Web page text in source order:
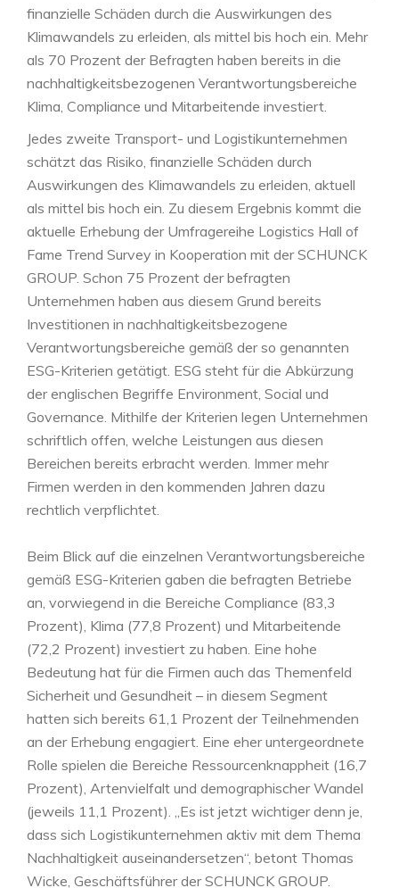
finanzielle Schäden durch die Auswirkungen des
Klimawandels zu erleiden, als mittel bis hoch ein. Mehr
als 70 Prozent der Befragten haben bereits in die
nachhaltigkeitsbezogenen Verantwortungsbereiche
Klima, Compliance und Mitarbeitende investiert.
Jedes zweite Transport- und Logistikunternehmen
schätzt das Risiko, finanzielle Schäden durch
Auswirkungen des Klimawandels zu erleiden, aktuell
als mittel bis hoch ein. Zu diesem Ergebnis kommt die
aktuelle Erhebung der Umfragereihe Logistics Hall of
Fame Trend Survey in Kooperation mit der SCHUNCK
GROUP. Schon 75 Prozent der befragten
Unternehmen haben aus diesem Grund bereits
Investitionen in nachhaltigkeitsbezogene
Verantwortungsbereiche gemäß der so genannten
ESG-Kriterien getätigt. ESG steht für die Abkürzung
der englischen Begriffe Environment, Social und
Governance. Mithilfe der Kriterien legen Unternehmen
schriftlich offen, welche Leistungen aus diesen
Bereichen bereits erbracht werden. Immer mehr
Firmen werden in den kommenden Jahren dazu
rechtlich verpflichtet.
Beim Blick auf die einzelnen Verantwortungsbereiche
gemäß ESG-Kriterien gaben die befragten Betriebe
an, vorwiegend in die Bereiche Compliance (83,3
Prozent), Klima (77,8 Prozent) und Mitarbeitende
(72,2 Prozent) investiert zu haben. Eine hohe
Bedeutung hat für die Firmen auch das Themenfeld
Sicherheit und Gesundheit – in diesem Segment
hatten sich bereits 61,1 Prozent der Teilnehmenden
an der Erhebung engagiert. Eine eher untergeordnete
Rolle spielen die Bereiche Ressourcenknappheit (16,7
Prozent), Artenvielfalt und demographischer Wandel
(jeweils 11,1 Prozent). „Es ist jetzt wichtiger denn je,
dass sich Logistikunternehmen aktiv mit dem Thema
Nachhaltigkeit auseinandersetzen“, betont Thomas
Wicke, Geschäftsführer der SCHUNCK GROUP.